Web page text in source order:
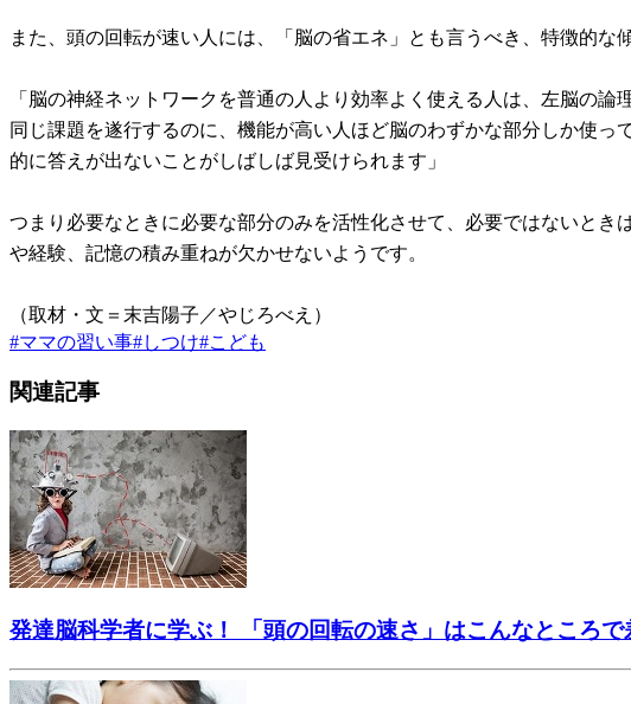
また、頭の回転が速い人には、「脳の省エネ」とも言うべき、特徴的な
「脳の神経ネットワークを普通の人より効率よく使える人は、左脳の
同じ課題を遂行するのに、機能が高い人ほど脳のわずかな部分しか使
的に答えが出ないことがしばしば見受けられます」
つまり必要なときに必要な部分のみを活性化させて、必要ではないと
や経験、記憶の積み重ねが欠かせないようです。
（取材・文＝末吉陽子／やじろべえ）
#ママの習い事#しつけ#こども
関連記事
発達脳科学者に学ぶ！ 「頭の回転の速さ」はこんなところで